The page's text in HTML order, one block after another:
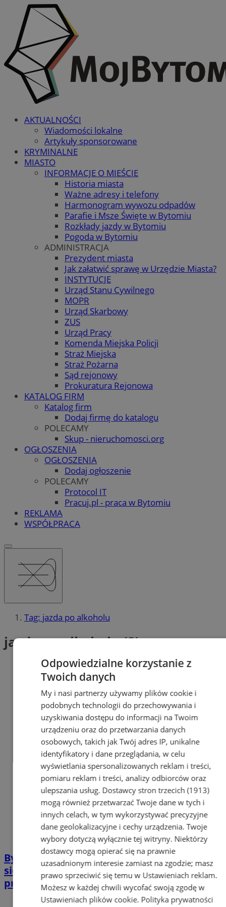
AKTUALNOŚCI
Wiadomości lokalne
Artykuły sponsorowane
KRYMINALNE
MIASTO
INFORMACJE O MIEŚCIE
Historia miasta
Ważne adresy i telefony
Harmonogram wywozu odpadów
Parafie i Msze Święte w Bytomiu
Rozkłady jazdy w Bytomiu
Pogoda w Bytomiu
ADMINISTRACJA
Prezydent miasta
Jak załatwić sprawę w Urzędzie Miasta?
INSTYTUCJE
Urząd Stanu Cywilnego
MOPR
Urząd Skarbowy
ZUS
Urząd Pracy
Komenda Miejska Policji
Straż Miejska
Straż Pożarna
Sąd rejonowy
Prokuratura Rejonowa
KATALOG FIRM
Katalog firm
Dodaj firmę do katalogu
POLECAMY
Skup - nieruchomosci.org
OGŁOSZENIA
OGŁOSZENIA
Dodaj ogłoszenie
POLECAMY
Protocol IT
Pracuj.pl - praca w Bytomiu
REKLAMA
WSPÓŁPRACA
Tag: jazda po alkoholu
jazda po alkoholu (2)
Bytom: Wysokimi mandatami zakończyła
się wyprawa rowerowa. Rowerzyści z
promilami
Odpowiedzialne korzystanie z
Twoich danych
My i nasi partnerzy używamy plików cookie i
podobnych technologii do przechowywania i
uzyskiwania dostępu do informacji na Twoim
urządzeniu oraz do przetwarzania danych
osobowych, takich jak Twój adres IP, unikalne
identyfikatory i dane przeglądania, w celu
wyświetlania spersonalizowanych reklam i treści,
pomiaru reklam i treści, analizy odbiorców oraz
ulepszania usług. Dostawcy stron trzecich (1913)
mogą również przetwarzać Twoje dane w tych i
innych celach, w tym wykorzystywać precyzyjne
dane geolokalizacyjne i cechy urządzenia. Twoje
wybory dotyczą wyłącznie tej witryny. Niektórzy
dostawcy mogą opierać się na prawnie
uzasadnionym interesie zamiast na zgodzie; masz
prawo sprzeciwić się temu w Ustawieniach reklam.
Możesz w każdej chwili wycofać swoją zgodę w
Ustawieniach plików cookie. Polityka prywatności